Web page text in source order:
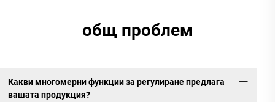
общ проблем
Какви многомерни функции за регулиране предлага
вашата продукция?